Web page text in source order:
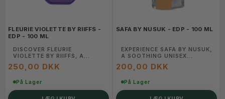
FLEURIE VIOLETTE BY RIIFFS -
EDP - 100 ML
DISCOVER FLEURIE
VIOLETTE BY RIIFFS, A
DELICATE FRAGRANCE WITH
VIOLET, FLORAL, AND
FOR A GRACEFUL, FEMININE,
AND LASTING IMPRESSION.
250,00 DKK
På Lager
SAFA BY NUSUK - EDP - 100 ML
EXPERIENCE SAFA BY NUSUK,
A SOOTHING UNISEX
FRAGRANCE WITH SOFT
FLORAL, MUSK, AND AMBER
PERFECT FOR EVERYDAY
ELEGANCE AND CALM
200,00 DKK
På Lager